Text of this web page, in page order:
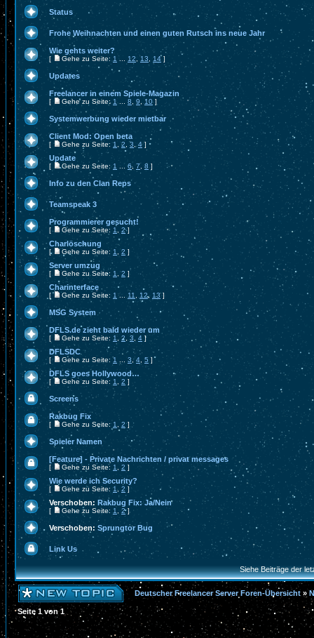
Status
Frohe Weihnachten und einen guten Rutsch ins neue Jahr
Wie gehts weiter?
[ Gehe zu Seite: 1 ... 12 ,13 14]
Updates
Freelancer in einem Spiele-Magazin
[ Gehe zu Seite: 1 8 9 10]
Systemwerbung wieder mietbar
Client Mod: Open beta
[ Gehe zu Seite: 1 2 ,3 4 ]
Update
[ Gehe zu Seite: 1 ... 6, 7, 8 ]
Info zu den Clan Reps
Teamspeak 3
Programmierer gesucht!
[ Gehe zu Seite: 1 2]
Charlöschung
[ Gehe zu Seite: 1 ,2 ]
Server umzug
[ Gehe zu Seite: 1 ,2 ]
Charinterface
[ Gehe zu Seite: 1 11 12, 13]
MSG System
DFLS.de zieht bald wieder um
[ Gehe zu Seite: 1 2 3 4 ]
DFLSDC
[ Gehe zu Seite:1 3 , 4 5 ]
DFLS goes Hollywood…
[ Gehe zu Seite: 1 2 ]
Screens
Rakbug Fix
[ Gehe zu Seite: 1 2]
Spieler Namen
[Feature] - Private Nachrichten / privat messages
[ Gehe zu Seite: 1 2 ]
Wie werde ich Security?
[ Gehe zu Seite: 1, 2 ]
Verschoben: Rakbug Fix: Ja/Nein
[ Gehe zu Seite: 1 2]
Verschoben: Sprungtor Bug
Link Us
Siehe Beiträge der
Deutscher Freelancer Server Foren-Übersicht »
Seite 1 von1